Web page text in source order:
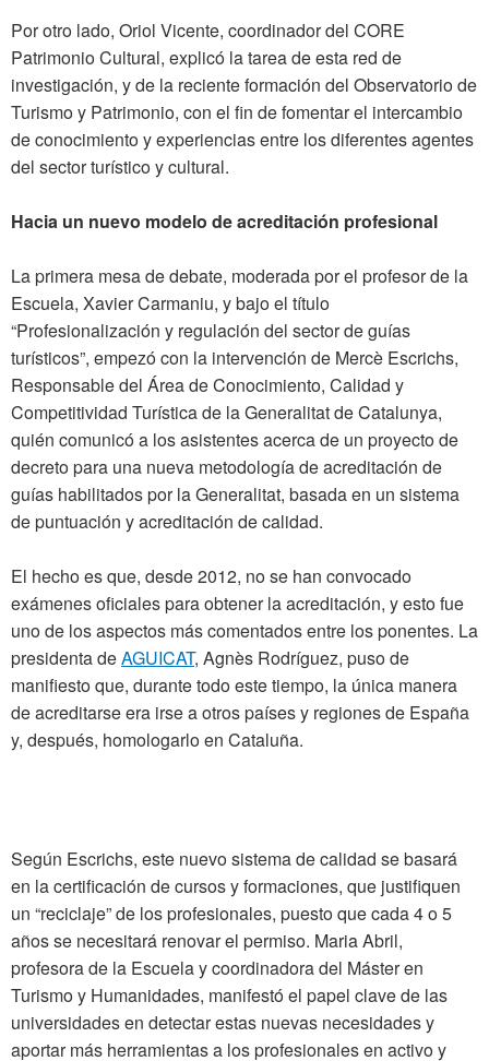
Por otro lado, Oriol Vicente, coordinador del CORE
Patrimonio Cultural, explicó la tarea de esta red de
investigación, y de la reciente formación del Observatorio de
Turismo y Patrimonio, con el fin de fomentar el intercambio
de conocimiento y experiencias entre los diferentes agentes
del sector turístico y cultural.
Hacia un nuevo modelo de acreditación profesional
La primera mesa de debate, moderada por el profesor de la
Escuela, Xavier Carmaniu, y bajo el título
“Profesionalización y regulación del sector de guías
turísticos”, empezó con la intervención de Mercè Escrichs,
Responsable del Área de Conocimiento, Calidad y
Competitividad Turística de la Generalitat de Catalunya,
quién comunicó a los asistentes acerca de un proyecto de
decreto para una nueva metodología de acreditación de
guías habilitados por la Generalitat, basada en un sistema
de puntuación y acreditación de calidad.
El hecho es que, desde 2012, no se han convocado
exámenes oficiales para obtener la acreditación, y esto fue
uno de los aspectos más comentados entre los ponentes. La
presidenta deAGUICAT, Agnès Rodríguez, puso de
manifiesto que, durante todo este tiempo, la única manera
de acreditarse era irse a otros países y regiones de España
y, después, homologarlo en Cataluña.
Según Escrichs, este nuevo sistema de calidad se basará
en la certificación de cursos y formaciones, que justifiquen
un “reciclaje” de los profesionales, puesto que cada 4 o 5
años se necesitará renovar el permiso. Maria Abril,
profesora de la Escuela y coordinadora del Máster en
Turismo y Humanidades, manifestó el papel clave de las
universidades en detectar estas nuevas necesidades y
aportar más herramientas a los profesionales en activo y